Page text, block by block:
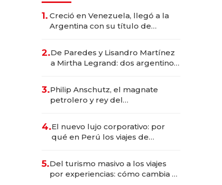
1. Creció en Venezuela, llegó a la
Argentina con su título de
las marcas "fast premium"
2.De Paredes y Lisandro Martínez
a Mirtha Legrand: dos argentinos
3.Philip Anschutz, el magnate
petrolero y rey del
Fénix
4.El nuevo lujo corporativo: por
qué en Perú los viajes de
transformadoras
5.Del turismo masivo a los viajes
por experiencias: cómo cambia el